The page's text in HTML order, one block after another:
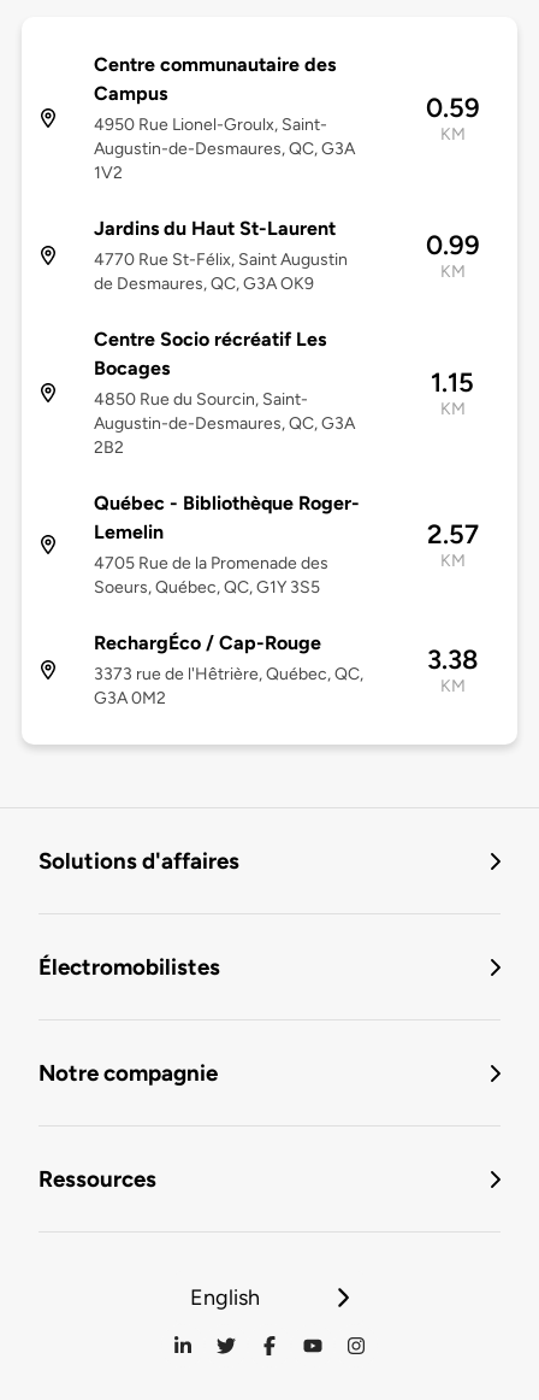
Centre communautaire des
Campus
4950 Rue Lionel-Groulx, Saint-
Augustin-de-Desmaures, QC, G3A
1V2
0.59
KM
Jardins du Haut St-Laurent
4770 Rue St-Félix, Saint Augustin
de Desmaures, QC, G3A OK9
0.99
KM
Centre Socio récréatif Les
Bocages
4850 Rue du Sourcin, Saint-
Augustin-de-Desmaures, QC, G3A
2B2
1.15
KM
Québec - Bibliothèque Roger-
Lemelin
4705 Rue de la Promenade des
Soeurs, Québec, QC, G1Y 3S5
2.57
KM
RechargÉco / Cap-Rouge
3373 rue de l'Hêtrière, Québec, QC,
G3A 0M2
3.38
KM
Solutions d'affaires
Électromobilistes
Notre compagnie
Ressources
English